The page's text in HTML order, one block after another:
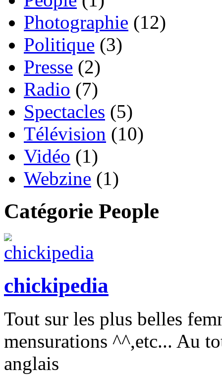
Photographie (12)
Politique (3)
Presse (2)
Radio (7)
Spectacles (5)
Télévision (10)
Vidéo (1)
Webzine (1)
Catégorie People
chickipedia
Tout sur les plus belles
mensurations ^^,etc... Au
anglais